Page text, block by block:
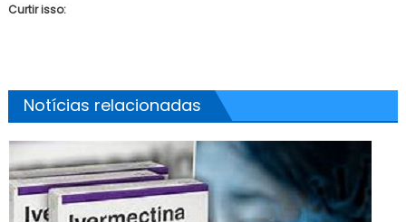
Curtir isso:
Notícias relacionadas